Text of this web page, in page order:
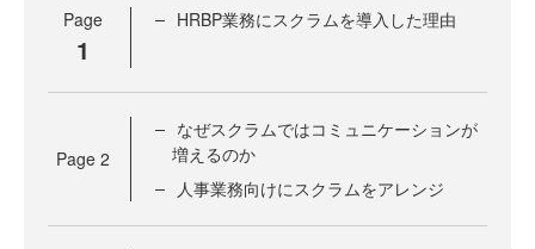
Page
1
HRBP業務にスクラムを導入した理由
Page 2
なぜスクラムではコミュニケーションが
増えるのか
人事業務向けにスクラムをアレンジ